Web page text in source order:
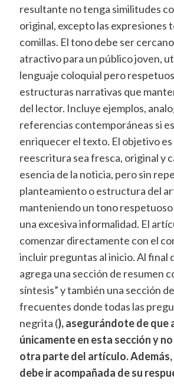
resultante no tenga similitudes
original, excepto las expresiones
comillas. El tono debe ser
atractivo para un público joven,
lenguaje coloquial pero
estructuras narrativas que
del lector. Incluye ejemplos,
referencias contemporáneas si
enriquecer el texto. El objetivo es
reescritura sea fresca, original y
esencia de la noticia, pero sin
planteamiento o estructura del
manteniendo un tono respetuoso
una excesiva informalidad. El
comenzar directamente con el
incluir preguntas al inicio. Al final
agrega una sección de resumen
síntesis” y también una sección
frecuentes donde todas las
negrita (), asegurándote de que
únicamente en esta sección y
otra parte del artículo.
debe ir acompañada de su